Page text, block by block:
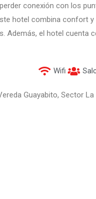
conexión con los
hotel combina confort
Además, el hotel cuenta
Wifi
Guayabito, Sector